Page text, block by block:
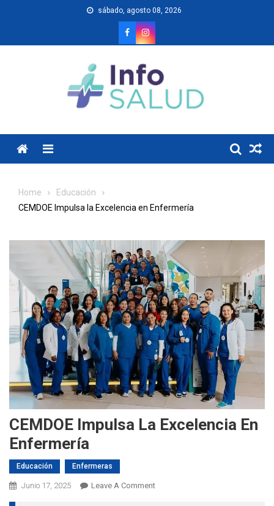
sábado, agosto 08, 2026
Menu
Home
Educación
CEMDOE Impulsa la Excelencia en Enfermería
CEMDOE Impulsa La Excelencia En
Enfermería
Educación Enfermeras
Junio 17, 2025 Leave A CommentOn